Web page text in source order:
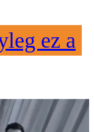
ez a